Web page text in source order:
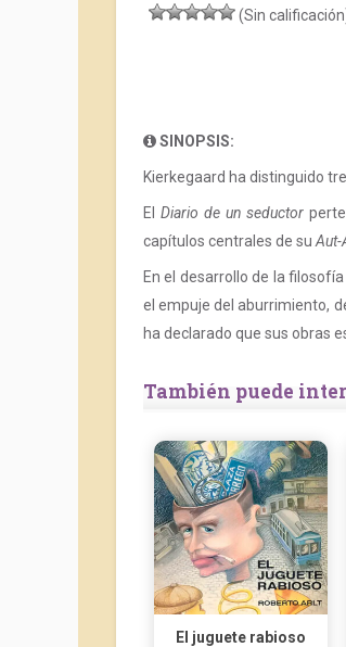
(Sin
SINOPSIS:
Kierkegaard ha distinguido
El Diario de un seductor
capítulos centrales de su Aut-
En el desarrollo de la
el empuje del aburrimiento,
ha declarado que sus obras
También puede
El juguete rabioso